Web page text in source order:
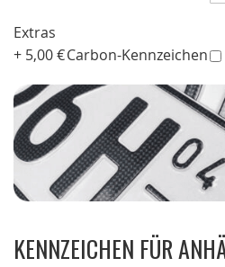
Extras
+ 5,00 €Carbon-Kennzeichen
KENNZEICHEN FÜR